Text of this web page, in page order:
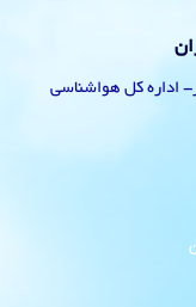
قائمشهر- اداره کل هواشناسی